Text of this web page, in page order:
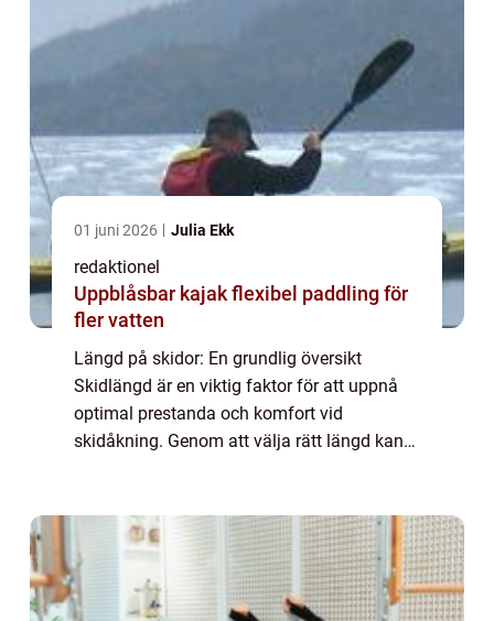
01 juni 2026 Julia Ekk
redaktionel
Uppblåsbar kajak flexibel paddling för
fler vatten
Längd på skidor: En grundlig översikt
Skidlängd är en viktig faktor för att uppnå
optimal prestanda och komfort vid
skidåkning. Genom att välja rätt längd kan
backen....